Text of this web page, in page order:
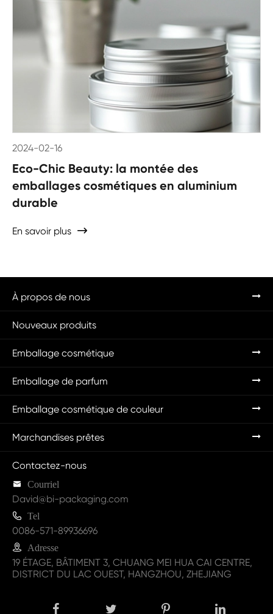
2024-02-16
Eco-Chic Beauty: la montée des
emballages cosmétiques en aluminium
durable
En savoir plus 
À propos de nous
Nouveaux produits
Emballage cosmétique
Emballage de parfum
Emballage cosmétique de couleur
Marchandises prêtes
Contactez-nous
 Courriel
David@bi-packaging.com
 Tel
0086-571-89936696
 Adresse
19 ÉTAGE, BÂTIMENT 3, CHUANG MEI HUA CAI CENTRE,
DISTRICT DU LAC OUEST, HANGZHOU, ZHEJIANG